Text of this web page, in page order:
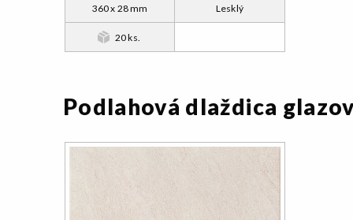
360 x 28 mm Lesklý
20 ks.
Podlahová dlaždica